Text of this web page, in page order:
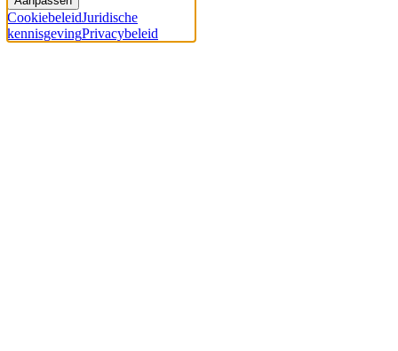
CookiebeleidJuridische
kennisgevingPrivacybeleid